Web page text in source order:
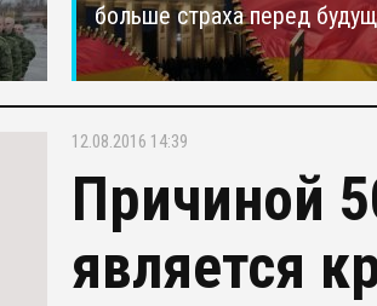
больше страха перед
12.08.2016 14:39
Причиной
является